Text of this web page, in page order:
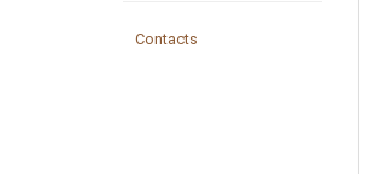
Contacts